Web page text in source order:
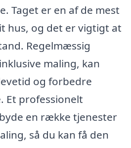
Taget er en af de mest
hus, og det er vigtigt at
Regelmæssig
maling, kan
og forbedre
Et professionelt
en række tjenester
så du kan få den